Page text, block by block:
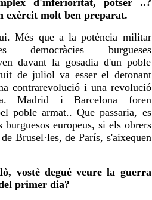
d'inferioritat, potser ..?
exèrcit molt ben preparat.
Més que a la potència militar
democràcies burgueses
davant la gosadia d'un poble
de juliol va esser el detonant
contrarevolució i una revolució
Madrid i Barcelona foren
poble armat.. Que passaria, es
burguesos europeus, si els obrers
Brusel·les, de París, s'aixequen
vostè degué veure la guerra
primer dia?